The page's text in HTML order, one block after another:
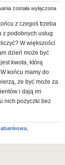
Jestem
–
czy
dostanę
pożyczkę?
została wyłączona
z czegoś trzeba
z podobnych usług
W większości
dzień może być
kwota, którą
końcu mamy do
że być może za
i dają im
nich pożyczki bez